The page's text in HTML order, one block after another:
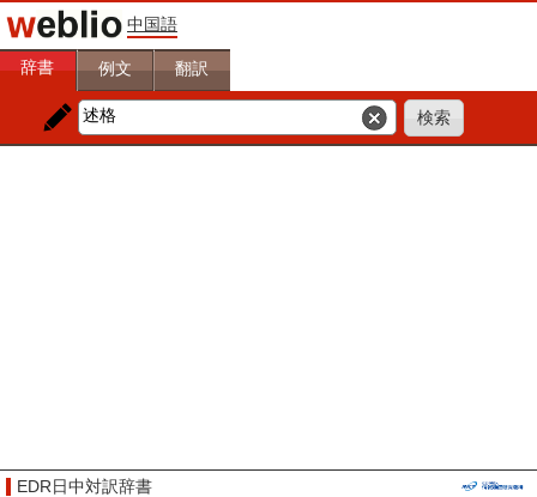
中国語
辞書 例文 翻訳
EDR日中対訳辞書